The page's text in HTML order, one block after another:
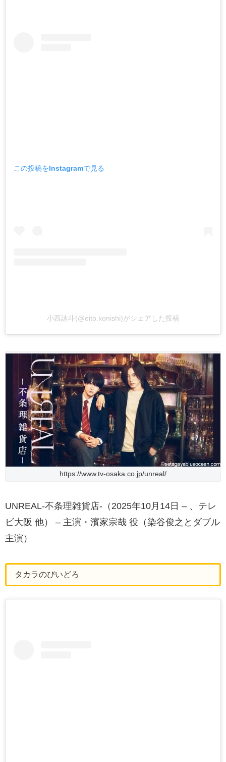
この投稿をInstagramで見る
小西詠斗(@eito.konishi)がシェアした投稿
https://www.tv-osaka.co.jp/unreal/
UNREAL-不条理雑貨店-（2025年10月14日 – 、テレ
ビ大阪 他） – 主演・濱家宗哉 役（染谷俊之とダブル
主演）
タカラのびいどろ